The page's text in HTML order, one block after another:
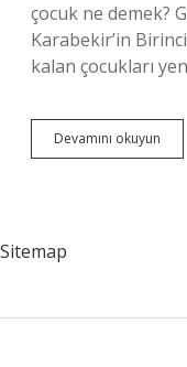
çocuk ne demek?
Karabekir’in
kalan çocukları
Devamını okuyun
Erkek
Sitemap